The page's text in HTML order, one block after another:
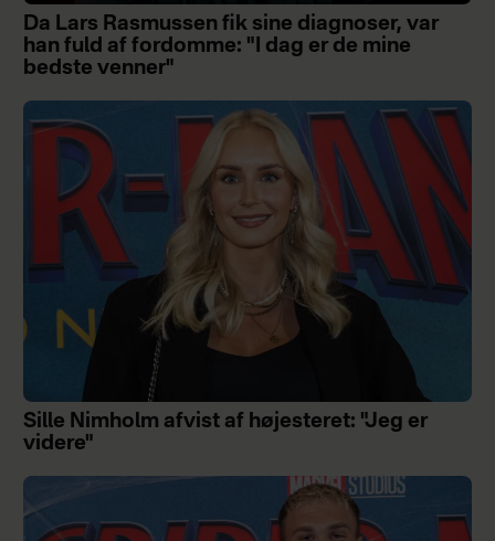
Da Lars Rasmussen fik sine diagnoser, var
han fuld af fordomme: "I dag er de mine
bedste venner"
Sille Nimholm afvist af højesteret: "Jeg er
videre"